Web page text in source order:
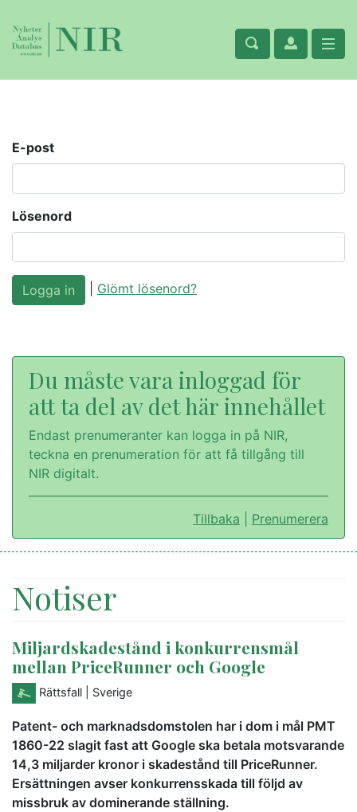
E-post
Lösenord
Glömt lösenord?
Du måste vara inloggad för
att ta del av det här innehållet
Endast prenumeranter kan logga in på NIR,
teckna en prenumeration för att få tillgång till
NIR digitalt.
Tillbaka Prenumerera
Notiser
Miljardskadestånd i konkurrensmål
mellan PriceRunner och Google
Rättsfall | Sverige
Patent- och marknadsdomstolen har i dom i mål PMT
1860-22 slagit fast att Google ska betala motsvarande
14,3 miljarder kronor i skadestånd till PriceRunner.
Ersättningen avser konkurrensskada till följd av
missbruk av dominerande ställning.